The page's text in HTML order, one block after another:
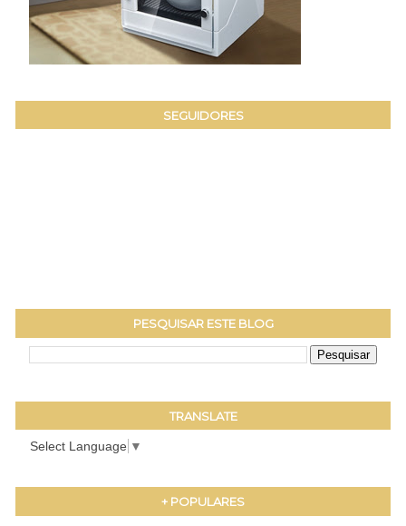
SEGUIDORES
PESQUISAR ESTE BLOG
TRANSLATE
Select Language ▼
+ POPULARES